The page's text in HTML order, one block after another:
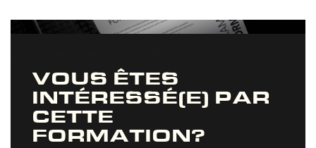
VOUS ÊTES
INTÉRESSÉ(E) PAR
CETTE
FORMATION?